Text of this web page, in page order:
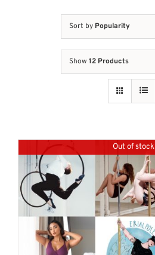
Sort by Popularity
Show 12 Products
Out of stock